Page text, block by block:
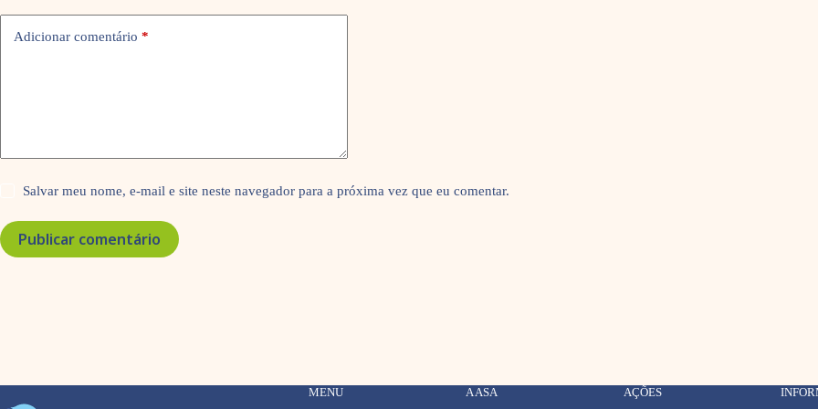
Adicionar comentário *
Salvar meu nome, e-mail e site neste navegador para a próxima vez que eu comentar.
Publicar comentário
MENU A ASA AÇÕES